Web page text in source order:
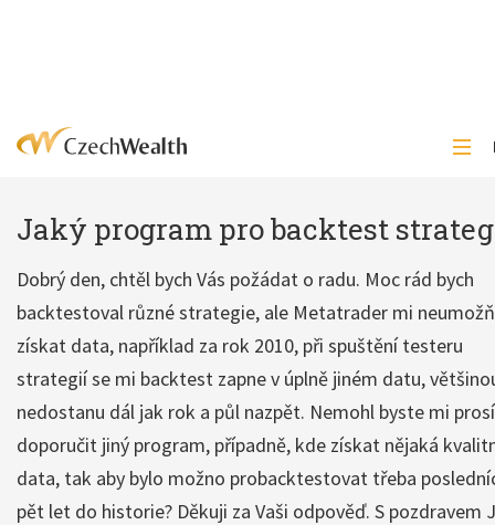
Jaký program pro backtest
Dobrý den, chtěl bych Vás požádat o radu. Moc rád bych
backtestoval různé strategie, ale Metatrader mi
získat data, například za rok 2010, při spuštění testeru
strategií se mi backtest zapne v úplně jiném datu,
nedostanu dál jak rok a půl nazpět. Nemohl byste mi
doporučit jiný program, případně, kde získat nějaká
data, tak aby bylo možno probacktestovat třeba
pět let do historie? Děkuji za Vaši odpověď. S pozdravem